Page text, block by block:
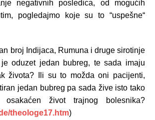
negativnih posledica, od mogućih
pogledajmo koje su to “uspešne“
broj Indijaca, Rumuna i druge sirotinje
oduzet jedan bubreg, te sada imaju
života? Ili su to možda oni pacijenti,
jedan bubreg pa sada žive isto tako
život trajnog bolesnika?
theologe17.htm)